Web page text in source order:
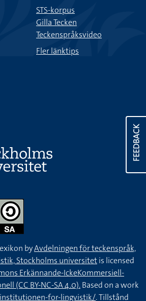
FEEDBACK
STS-korpus
Gilla Tecken
Teckenspråksvideo
Fler länktips
byAvdelningen för teckenspråk,
Stockholms universitetis licensed
Erkännande-IckeKommersiell-
(CC BY-NC-SA 4.0).Based on a work
for-lingvistik/. Tillstånd